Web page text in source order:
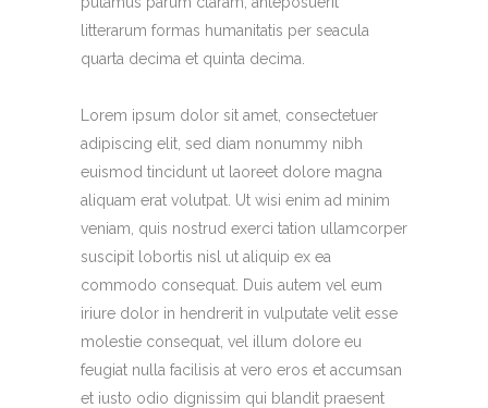
litterarum formas humanitatis per seacula
quarta decima et quinta decima.
Lorem ipsum dolor sit amet, consectetuer
adipiscing elit, sed diam nonummy nibh
euismod tincidunt ut laoreet dolore magna
aliquam erat volutpat. Ut wisi enim ad minim
veniam, quis nostrud exerci tation ullamcorper
suscipit lobortis nisl ut aliquip ex ea
commodo consequat. Duis autem vel eum
iriure dolor in hendrerit in vulputate velit esse
molestie consequat, vel illum dolore eu
feugiat nulla facilisis at vero eros et accumsan
et iusto odio dignissim qui blandit praesent